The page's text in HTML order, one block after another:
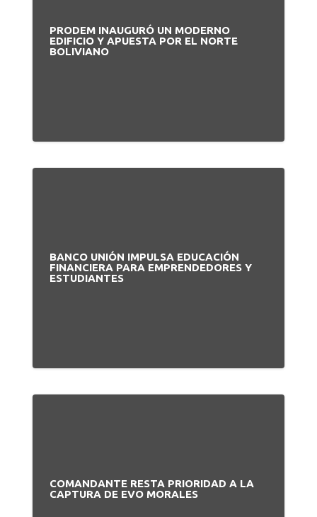
PRODEM INAUGURÓ UN MODERNO
EDIFICIO Y APUESTA POR EL NORTE
BOLIVIANO
BANCO UNIÓN IMPULSA EDUCACIÓN
FINANCIERA PARA EMPRENDEDORES Y
ESTUDIANTES
COMANDANTE RESTA PRIORIDAD A LA
CAPTURA DE EVO MORALES